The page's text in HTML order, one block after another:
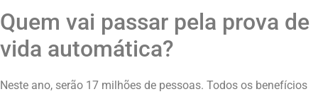
Quem vai passar pela prova de
vida automática?
Neste ano, serão 17 milhões de pessoas. Todos os benefícios